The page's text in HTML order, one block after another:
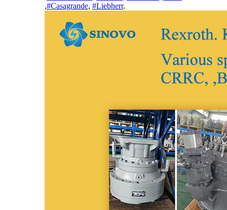
,#Casagrande, #Liebherr.